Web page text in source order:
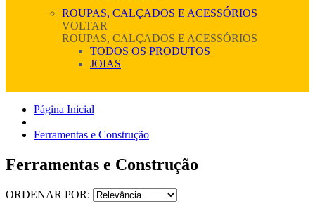
ROUPAS, CALÇADOS E ACESSÓRIOS
VOLTAR
ROUPAS, CALÇADOS E ACESSÓRIOS
TODOS OS PRODUTOS
JOIAS
Página Inicial
Ferramentas e Construção
Ferramentas e Construção
ORDENAR POR: